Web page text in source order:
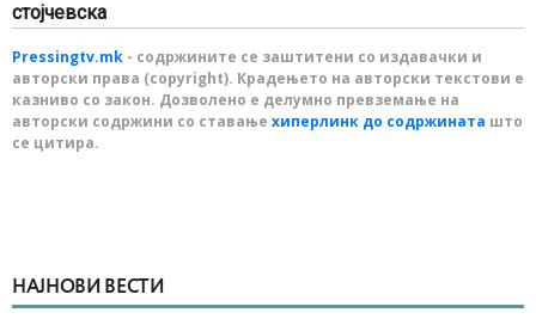
стојчевска
Pressingtv.mk - содржините се заштитени со издавачки и
авторски права (copyright). Крадењето на авторски текстови е
казниво со закон. Дозволено е делумно превземање на
авторски содржини со ставање хиперлинк до содржината што
се цитира.
НАЈНОВИ ВЕСТИ